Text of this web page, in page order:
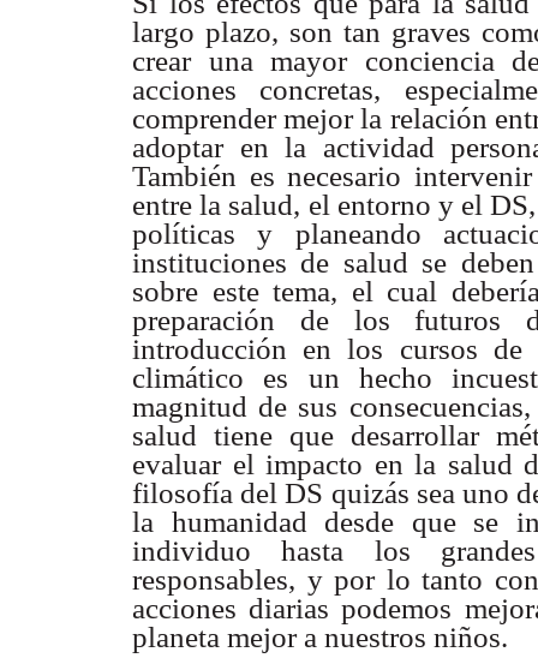
largo plazo, son tan graves
crear una mayor conciencia
acciones concretas,
comprender mejor la relación
adoptar en la actividad
También es necesario
entre la salud, el entorno y el
políticas y planeando
instituciones de salud se
sobre este tema, el cual
preparación de los futuros
introducción en los cursos
climático es un hecho
magnitud de sus
salud tiene que desarrollar
evaluar el impacto en la salud
filosofía del DS quizás sea uno
la humanidad desde que se
individuo hasta los
responsables, y por lo tanto
acciones diarias podemos
planeta mejor a nuestros niños.